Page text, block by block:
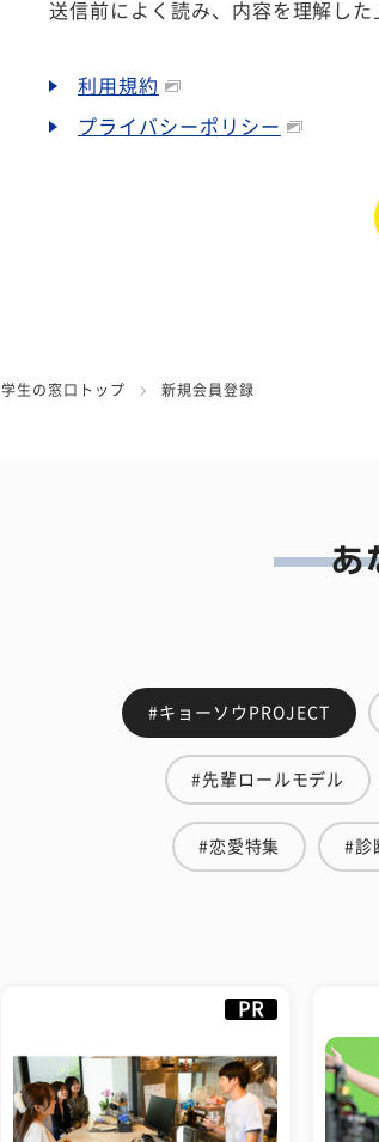
送信前によく読み、内容を理解した
利用規約
プライバシーポリシー
学生の窓口トップ 新規会員登録
#キョーソウPROJECT
#先輩ロールモデル
#恋愛特集 #診
PR